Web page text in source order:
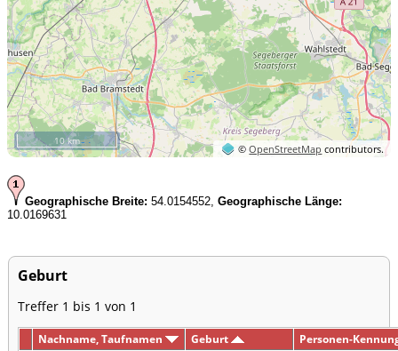
©OpenStreetMap contributors.
10 km
Geographische Breite: 54.0154552, Geographische Länge:
10.0169631
Geburt
Treffer 1 bis 1 von 1
Nachname, Taufnamen Geburt Personen-